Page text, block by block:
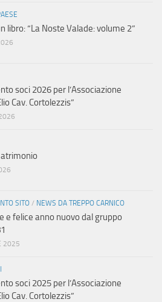
libro: “La Noste Valade: volume 2”
soci 2026 per l’Associazione
Cav. Cortolezzis”
SITO / NEWS DA TREPPO CARNICO
e felice anno nuovo dal gruppo
2025
soci 2025 per l’Associazione
Cav. Cortolezzis”